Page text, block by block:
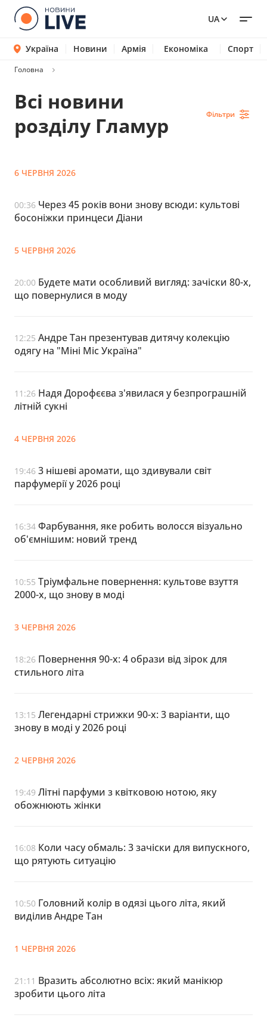
UA
Україна Новини Армія Економіка Спорт
Головна
Всі новини
розділу Гламур
Фільтри
6 ЧЕРВНЯ 2026
00:36 Через 45 років вони знову всюди: культові
босоніжки принцеси Діани
5 ЧЕРВНЯ 2026
20:00 Будете мати особливий вигляд: зачіски 80-х,
що повернулися в моду
12:25 Андре Тан презентував дитячу колекцію
одягу на "Міні Міс Україна"
11:26 Надя Дорофєєва з'явилася у безпрограшній
літній сукні
4 ЧЕРВНЯ 2026
19:46 3 нішеві аромати, що здивували світ
парфумерії у 2026 році
16:34 Фарбування, яке робить волосся візуально
об'ємнішим: новий тренд
10:55 Тріумфальне повернення: культове взуття
2000-х, що знову в моді
3 ЧЕРВНЯ 2026
18:26 Повернення 90-х: 4 образи від зірок для
стильного літа
13:15 Легендарні стрижки 90-х: 3 варіанти, що
знову в моді у 2026 році
2 ЧЕРВНЯ 2026
19:49 Літні парфуми з квітковою нотою, яку
обожнюють жінки
16:08 Коли часу обмаль: 3 зачіски для випускного,
що рятують ситуацію
10:50 Головний колір в одязі цього літа, який
виділив Андре Тан
1 ЧЕРВНЯ 2026
21:11 Вразить абсолютно всіх: який манікюр
зробити цього літа